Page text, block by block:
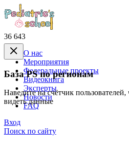
36 643
База PS по регионам
Наведите на счётчик
видеть данные
О нас
Mероприятия
Федеральные проекты
Видеокнига
Эксперты
Новости
FAQ
Вход
Поиск по сайту